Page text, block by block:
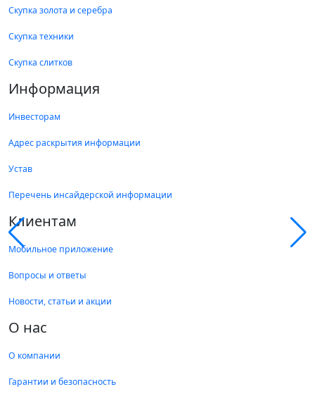
Скупка золота и серебра
Скупка техники
Скупка слитков
Информация
Инвесторам
Адрес раскрытия информации
Устав
Перечень инсайдерской информации
Клиентам
Мобильное приложение
Вопросы и ответы
Новости, статьи и акции
О нас
О компании
Гарантии и безопасность